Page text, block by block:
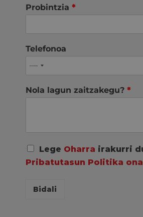
Probintzia *
Telefonoa
Nola lagun zaitzakegu? *
A
c
u
Lege Oharra irakurri
Pribatutasun Politika
Bidali